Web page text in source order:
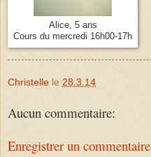
Alice, 5 ans
Cours du mercredi 16h00-17h
Christelle le 28.3.14
Aucun commentaire:
Enregistrer un commentaire